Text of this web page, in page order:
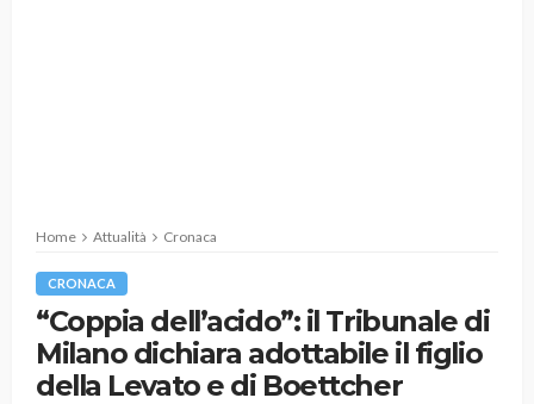
Home Attualità Cronaca
CRONACA
“Coppia dell’acido”: il Tribunale di
Milano dichiara adottabile il figlio
della Levato e di Boettcher